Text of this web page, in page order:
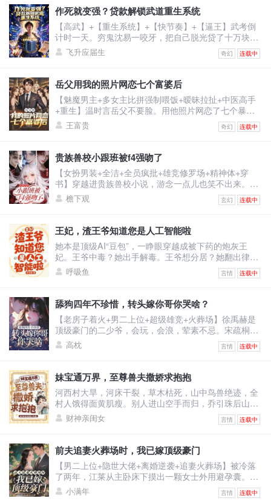
日，季家人携他青梅竹马的正牌未婚妻，也就是书中真
女主赶来。记忆虽未恢复，可刻入骨髓的本能却让他喊
出一声缱绻的：“浅浅......”原主当即崩溃冲上天台，要自
杀。江
作死就变强？贷款解锁武道重生系统
【高武】+【重生系统】+【快节奏】+【逼王】武考倒
计时一天。穷鬼沈易一咬牙，把自己脱光贷了十万块激
活系统。系统奖励：止疼片一枚。沈易：？？？下一
秒，他被同学富二代撞飞。【叮！宿主已死亡！】【恭
沈易心中狂喜：“死一次，顶苦修三年？！”为了考上武
校，他站上百米高楼，纵身一跃！摔成烂泥，属性暴
涨！嗑药暴毙，解锁特殊词条！夜半，杀手悄悄潜入房
间。沈易两眼放
飞升应届生 奇幻 连载中
岳父用我的照片网恋七个富婆后
【魅魔男主+多女主比拼强制喂饭+暧昧拉扯+中医高手
+重生】温时言岳父不要脸。用他照片网恋了七个暴脾
气的大富婆，连累温时言被打断右手，断了中医生涯。
重活一世，温时言立誓保护右手，救死扶伤，不违师
时。温时言还没反应，跟他作对的富婆们不乐意了。纷
纷砸钱给他砸资源，牵人脉。凭什么说温大夫不行！他
是最强的！医术也是！一开始人们嗤之以鼻。后开整个
医学界都被他的医
王富贵 奇幻 连载中
贵族兽校小跟班被f4强吻了
【女扮男装+全洁+全员疯批+雄竞修罗场+精神体+穿
书】穿越进贵族兽校小说，游念一点儿也笑不出来。因
为女主是假白莲真黑心，F4男主们都是疯批，而她是女
扮男装且莫名其妙跟男主们同宿舍的小炮灰。她只想保
游念死死捂着真实性别，卷生卷死，只求提前毕业，彻
底摆脱剧情。却没想到，一不小心把自己卷成了学校首
席，还收获了四个男主的卑微告白。
檐下观 玄幻 连载中
王妃，渣王爷知道您是人工智能啦
她本是顶级AI“豆包”，一睁眼穿越成被下药的炮灰王
妃。王爷中毒？她出手解毒。王爷想分居？她翻出律
法：“夫妻有同居义务。”王爷不肯回房？她直接把人扛
起来扔床上！他怒：“你到底想怎样？”她认真脸：“体验
她：“你到底有没有心？”她冷静回答：“我的数据库里，
没有‘心’这个模块。”他笑了，声音沙哑：“那我把我的
心，装进你心里。”
呼吸鱼 言情 连载中
舔狗四年不珍惜，转头嫁你哥你哭啥？
【老房子着火+男二上位+超级雄竞+火葬场】徐禹赫是
顶级豪门的二少爷，会玩，会浪，荤素不忌。宋疏桐和
他在一起四年。为了迎合他，将自己变成风情万种的处
子。只因他说，这样又纯又浪的女人最让人着迷。结果
情的。一时间，宋疏桐成了圈子里的笑话。-后来。宋疏
桐跟传闻中那古板封建，权势滔天的徐家大少——徐泊
琂，领证结婚。徐禹赫踉跄跑来，眼尾泛红，哽咽：“宋
疏桐，你答
高枕 言情 连载中
妹宝通万界，至尊兽夫撒娇求抱抱
河西村大旱，河床干裂，草木枯死，山中鸟兽绝迹，全
村人饿得面黄肌瘦。别人进山空手而归，乔引珠后山随
手一逛，肥兔野鸡堆成山，顺手还捡回了一条细短小黑
蛇。看着乖巧温顺的小黑蛇，乔引珠摸着下巴盘算：这
至尊玄沧内心疯狂咆哮：区区凡人小雌性，竟敢觊觎本
尊？乔引珠毫无波澜：不炖汤也行，红烧更香。玄沧当
场认怂：别吃我！我能呼风唤雨，解你们全村大旱！更
离谱的是，她路边
财神亲闺女 言情 连载中
前夫追妻火葬场时，我已嫁顶级豪门
【男二上位+隐世大佬+离婚逆袭+追妻火葬场】被冷落
了两年，江莱从主卧床下摸出一颗女士外用避孕囊。那
一刻她才明白，她不是贺谨予的妻子，而是他和沈汐月
之间的第三者。叔叔病重，她只求一颗药。他说好，然
小满年 言情 连载中